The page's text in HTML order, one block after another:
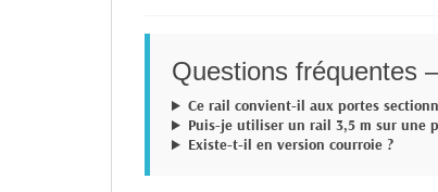
Questions fréquentes
Ce rail convient-il aux portes
Puis-je utiliser un rail 3,5 m sur une
Existe-t-il en version courroie ?